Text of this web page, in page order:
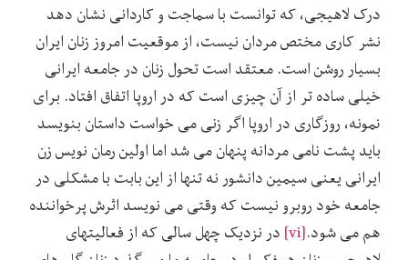
درک لاهیجی، که توانست با سماجت و کاردانی نشان دهد
نشر کاری مختص مردان نیست، از موقعیت امروز زنان ایران
بسیار روشن است. معتقد است تحول زنان در جامعه ایرانی
خیلی ساده تر از آن چیزی است که در اروپا اتفاق افتاد. برای
نمونه، روزگاری در اروپا اگر زنی می خواست داستان بنویسد
باید پشت نامی مردانه پنهان می شد اما اولین رمان نویس زن
ایرانی یعنی سیمین دانشور نه تنها از این بابت با مشکلی در
جامعه خود روبرو نیست که وقتی می نویسد اثرش پرخواننده
هم می شود.[vi]
در نزدیک چهل سالی که از فعالیتهای